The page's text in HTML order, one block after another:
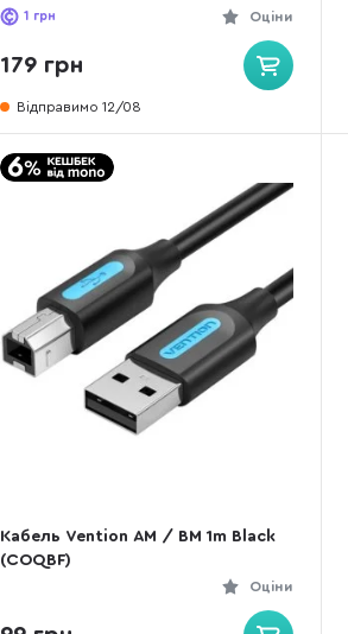
Оціни
1 грн
179 грн
Відправимо 12/08
Кабель Vention AM / BM 1m Black
(COQBF)
Оціни